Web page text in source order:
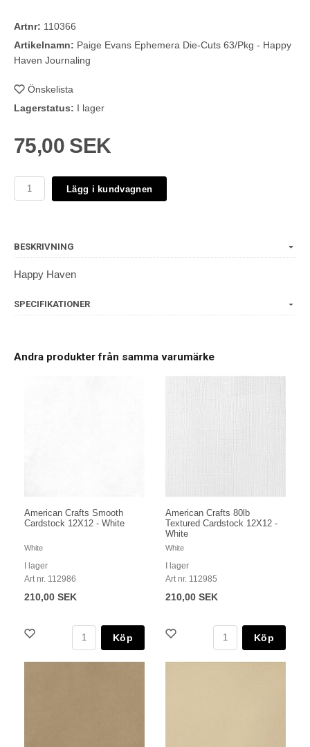
Artnr: 110366
Artikelnamn: Paige Evans Ephemera Die-Cuts 63/Pkg - Happy
Haven Journaling
Önskelista
Lagerstatus: I lager
75,00 SEK
Lägg i kundvagnen
BESKRIVNING
Happy Haven
SPECIFIKATIONER
Andra produkter från samma varumärke
American Crafts Smooth
Cardstock 12X12 - White
White
I lager
Art nr. 112986
210,00 SEK
Köp
American Crafts 80lb
Textured Cardstock 12X12 -
White
White
I lager
Art nr. 112985
210,00 SEK
Köp